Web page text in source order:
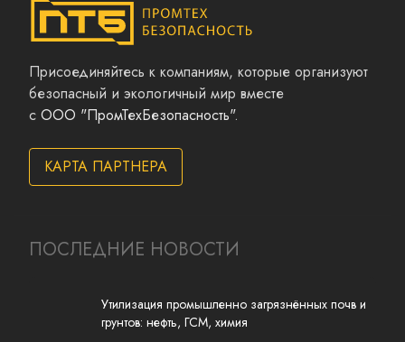
Присоединяйтесь к компаниям, которые организуют
безопасный и экологичный мир вместе
с ООО "ПромТехБезопасность".
КАРТА ПАРТНЕРА
ПОСЛЕДНИЕ НОВОСТИ
Утилизация промышленно загрязнённых почв и
грунтов: нефть, ГСМ, химия